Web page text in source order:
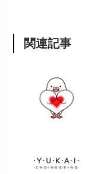
関連記事